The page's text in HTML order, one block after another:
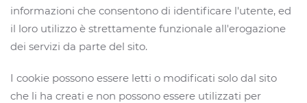
informazioni che consentono di identificare l'utente, ed
il loro utilizzo è strettamente funzionale all'erogazione
dei servizi da parte del sito.
I cookie possono essere letti o modificati solo dal sito
che li ha creati e non possono essere utilizzati per